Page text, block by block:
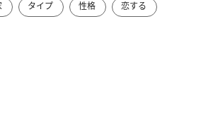
タイプ 性格
恋する